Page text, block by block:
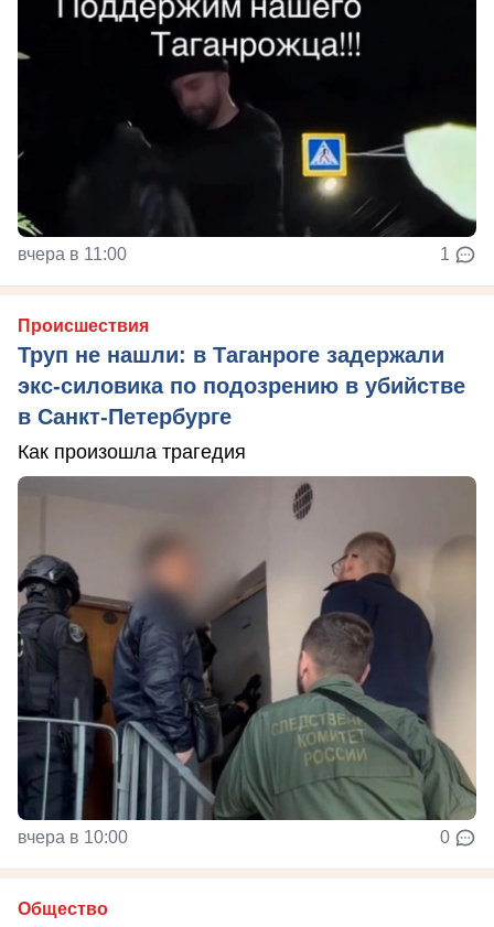
вчера в 11:00 1
Происшествия
Труп не нашли: в Таганроге задержали
экс-силовика по подозрению в убийстве
в Санкт-Петербурге
Как произошла трагедия
вчера в 10:00 0
Общество